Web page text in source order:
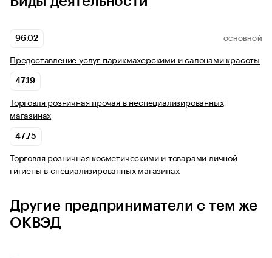
96.02 ОСНОВНОЙ
Предоставление услуг парикмахерскими и салонами красоты
47.19
Торговля розничная прочая в неспециализированных
магазинах
47.75
Торговля розничная косметическими и товарами личной
гигиены в специализированных магазинах
Другие предприниматели с тем же
ОКВЭД